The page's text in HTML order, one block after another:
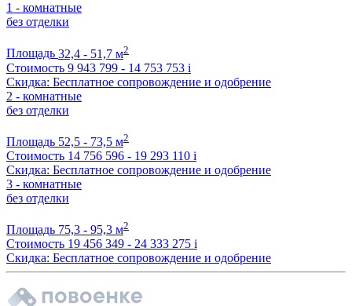
1 - комнатные
без отделки
Площадь 32,4 - 51,7 м2
Стоимость 9 943 799 - 14 753 753 i
Скидка: Бесплатное сопровождение и одобрение
2 - комнатные
без отделки
Площадь 52,5 - 73,5 м2
Стоимость 14 756 596 - 19 293 110 i
Скидка: Бесплатное сопровождение и одобрение
3 - комнатные
без отделки
Площадь 75,3 - 95,3 м2
Стоимость 19 456 349 - 24 333 275 i
Скидка: Бесплатное сопровождение и одобрение